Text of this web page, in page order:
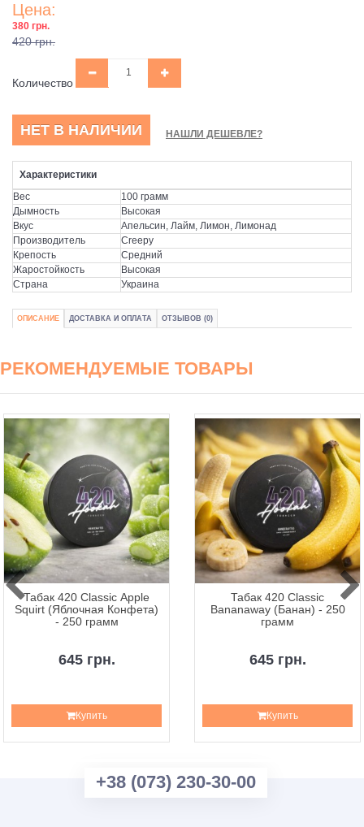
Цена:
380 грн.
420 грн.
Количество
НЕТ В НАЛИЧИИ НАШЛИ ДЕШЕВЛЕ?
Характеристики
Вес
100 грамм
Дымность
Высокая
Вкус
Апельсин, Лайм, Лимон, Лимонад
Производитель
Creepy
Крепость
Средний
Жаростойкость
Высокая
Страна
Украина
ОПИСАНИЕ ДОСТАВКА И ОПЛАТА ОТЗЫВОВ (0)
РЕКОМЕНДУЕМЫЕ ТОВАРЫ
Табак 420 Classic Apple
Squirt (Яблочная Конфета)
- 250 грамм
645 грн.
Купить
Табак 420 Classic
Bananaway (Банан) - 250
грамм
645 грн.
Купить
+38 (073) 230-30-00